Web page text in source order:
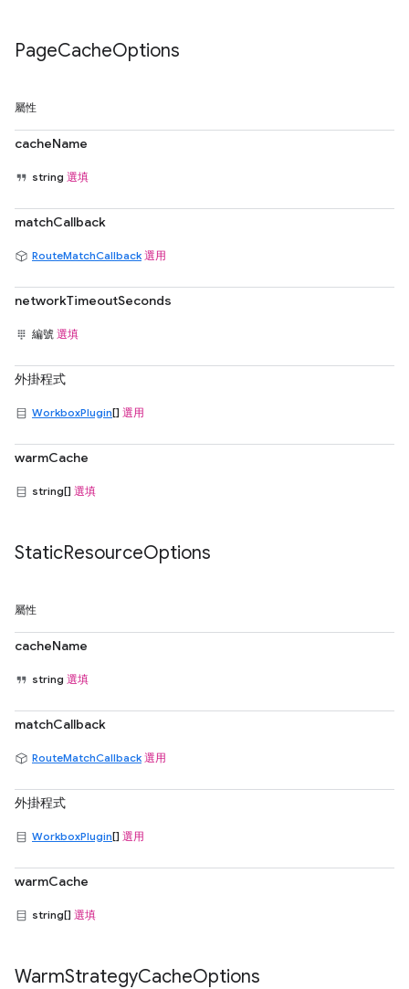
PageCacheOptions
屬性
cacheName
string 選填
matchCallback
RouteMatchCallback 選用
networkTimeoutSeconds
編號 選填
外掛程式
WorkboxPlugin[] 選用
warmCache
string[] 選填
StaticResourceOptions
屬性
cacheName
string 選填
matchCallback
RouteMatchCallback 選用
外掛程式
WorkboxPlugin[] 選用
warmCache
string[] 選填
WarmStrategyCacheOptions